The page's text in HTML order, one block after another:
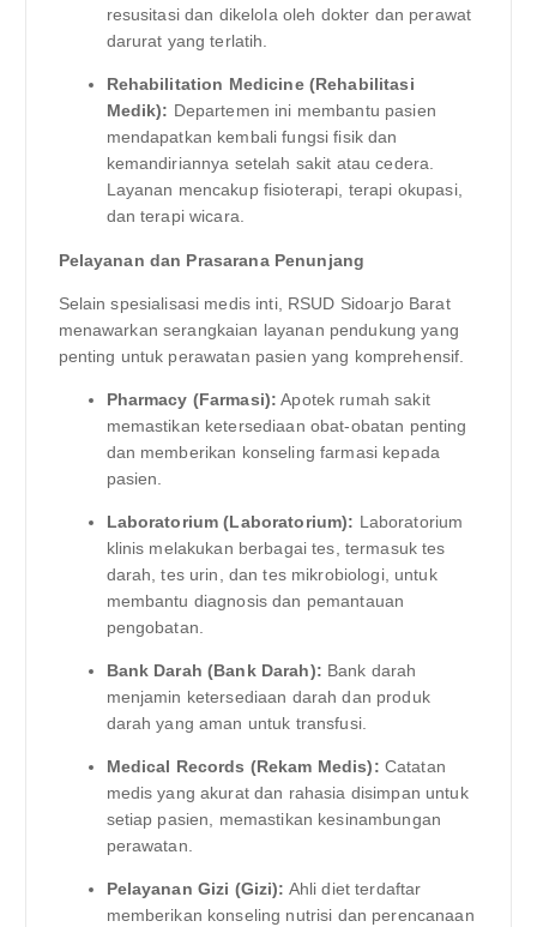
resusitasi dan dikelola oleh dokter dan perawat
darurat yang terlatih.
Rehabilitation Medicine (Rehabilitasi
Medik): Departemen ini membantu pasien
mendapatkan kembali fungsi fisik dan
kemandiriannya setelah sakit atau cedera.
Layanan mencakup fisioterapi, terapi okupasi,
dan terapi wicara.
Pelayanan dan Prasarana Penunjang
Selain spesialisasi medis inti, RSUD Sidoarjo Barat
menawarkan serangkaian layanan pendukung yang
penting untuk perawatan pasien yang komprehensif.
Pharmacy (Farmasi): Apotek rumah sakit
memastikan ketersediaan obat-obatan penting
dan memberikan konseling farmasi kepada
pasien.
Laboratorium (Laboratorium): Laboratorium
klinis melakukan berbagai tes, termasuk tes
darah, tes urin, dan tes mikrobiologi, untuk
membantu diagnosis dan pemantauan
pengobatan.
Bank Darah (Bank Darah): Bank darah
menjamin ketersediaan darah dan produk
darah yang aman untuk transfusi.
Medical Records (Rekam Medis): Catatan
medis yang akurat dan rahasia disimpan untuk
setiap pasien, memastikan kesinambungan
perawatan.
Pelayanan Gizi (Gizi): Ahli diet terdaftar
memberikan konseling nutrisi dan perencanaan